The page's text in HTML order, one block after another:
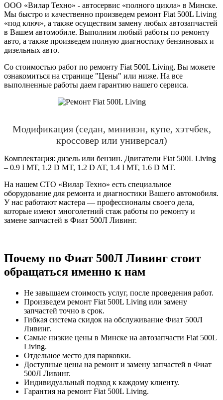
ООО «Вилар Техно» - автосервис «полного цикла» в Минске.
Мы быстро и качественно произведем ремонт Fiat 500L Living
«под ключ», а также осуществим замену любых автозапчастей
в Вашем автомобиле. Выполним любый работы по ремонту
авто, а также произведем полную диагностику бензиновых и
дизельных авто.
Со стоимостью работ по ремонту Fiat 500L Living, Вы можете
ознакомиться на странице "Цены" или ниже. На все
выполненные работы даем гарантию нашего сервиса.
Модификация (седан, минивэн, купе, хэтчбек,
кроссовер или универсал)
Комплектация: дизель или бензин. Двигатели Fiat 500L Living
– 0.9 I MT, 1.2 D MT, 1.2 D AT, 1.4 I MT, 1.6 D MT.
На нашем СТО «Вилар Техно» есть специальное
оборудование для ремонта и диагностики Вашего автомобиля.
У нас работают мастера — профессионалы своего дела,
которые имеют многолетний стаж работы по ремонту и
замене запчастей в Фиат 500Л Ливинг.
Почему по Фиат 500Л Ливинг стоит
обращаться именно к нам
Не завышаем стоимость услуг, после проведения работ.
Произведем ремонт Fiat 500L Living или замену
запчастей точно в срок.
Гибкая система скидок на обслуживание Фиат 500Л
Ливинг.
Самые низкие цены в Минске на автозапчасти Fiat 500L
Living.
Отдельное место для парковки.
Доступные цены на ремонт и замену запчастей в Фиат
500Л Ливинг.
Индивидуальный подход к каждому клиенту.
Гарантия на ремонт Fiat 500L Living.